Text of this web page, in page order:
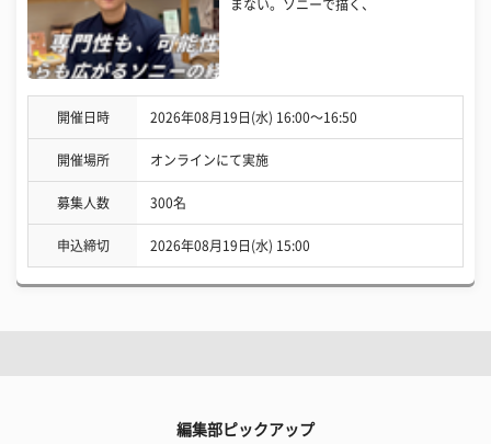
まない。ソニーで描く、
開催日時 2026年08月19日(水) 16:00〜16:50
開催場所 オンラインにて実施
募集人数 300名
申込締切 2026年08月19日(水) 15:00
編集部ピックアップ